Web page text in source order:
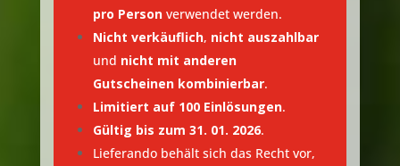
pro Personverwendet werden.
Nicht verkäuflich, nicht auszahlbar
und nicht mit anderen
Gutscheinen kombinierbar.
Limitiert auf 100 Einlösungen.
Gültig bis zum 31. 01. 2026.
Lieferando behält sich das Recht vor,